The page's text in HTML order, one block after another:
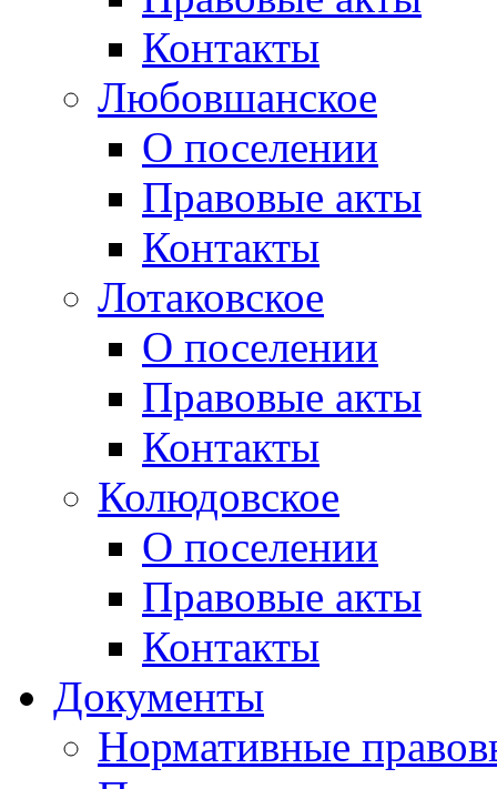
Контакты
Любовшанское
О поселении
Правовые акты
Контакты
Лотаковское
О поселении
Правовые акты
Контакты
Колюдовское
О поселении
Правовые акты
Контакты
Документы
Нормативные